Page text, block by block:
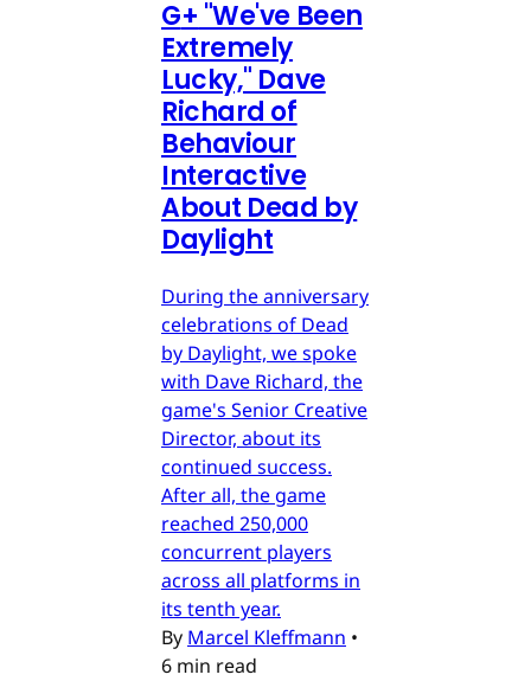
G+ "We've Been
Extremely
Lucky," Dave
Richard of
Behaviour
Interactive
About Dead by
Daylight
During the anniversary
celebrations of Dead
by Daylight, we spoke
with Dave Richard, the
game's Senior Creative
Director, about its
continued success.
After all, the game
reached 250,000
concurrent players
across all platforms in
its tenth year.
By Marcel Kleffmann •
6 min read